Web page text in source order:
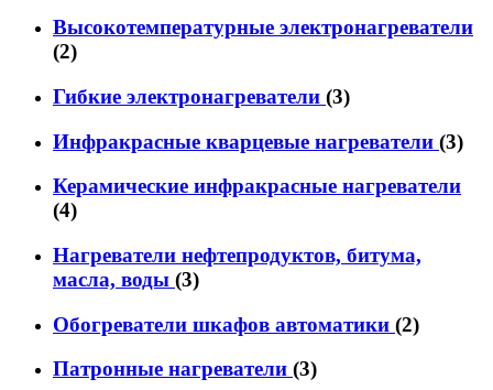
Высокотемпературные электронагреватели
(2)
Гибкие электронагреватели (3)
Инфракрасные кварцевые нагреватели (3)
Керамические инфракрасные нагреватели
(4)
Нагреватели нефтепродуктов, битума,
масла, воды (3)
Обогреватели шкафов автоматики (2)
Патронные нагреватели (3)